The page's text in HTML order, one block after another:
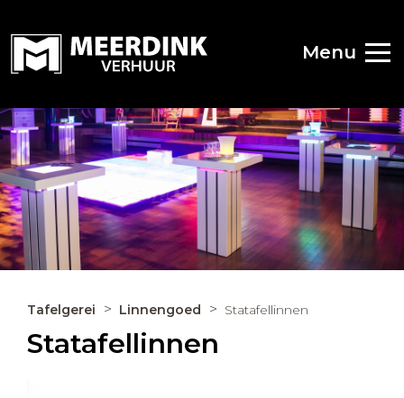
Menu
Tafelgerei Linnengoed Statafellinnen
Statafellinnen